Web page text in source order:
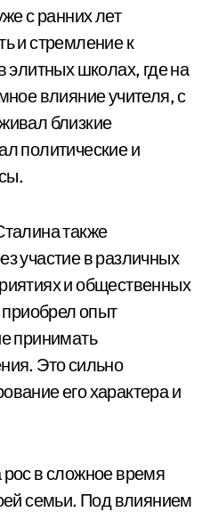
с ранних лет
и стремление к
элитных школах, где на
влияние учителя, с
близкие
политические и
также
участие в различных
и общественных
приобрел опыт
принимать
Это сильно
его характера и
в сложное время
семьи. Под влиянием